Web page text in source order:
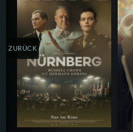
Details,Play
ZURÜCK